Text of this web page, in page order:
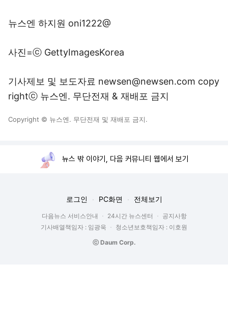
뉴스엔 하지원 oni1222@
사진=ⓒ GettyImagesKorea
기사제보 및 보도자료 newsen@newsen.com copy
rightⓒ 뉴스엔. 무단전재 & 재배포 금지
Copyright © 뉴스엔. 무단전재 및 재배포 금지.
뉴스 밖 이야기, 다음 커뮤니티 웹에서 보기
로그인 PC화면 전체보기
다음뉴스 서비스안내 24시간 뉴스센터
공지사항
기사배열책임자 : 임광욱
청소년보호책임자 : 이호원
ⓒ Daum Corp.